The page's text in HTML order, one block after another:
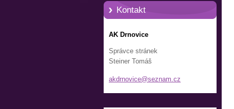
Kontakt
AK Drnovice
Správce stránek
Steiner Tomáš
akdrnovice@seznam.cz